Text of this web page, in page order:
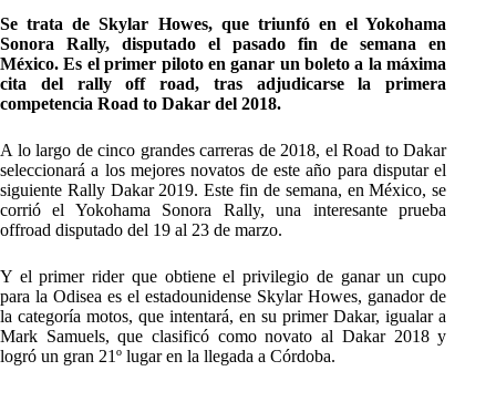
Se trata de Skylar Howes, que triunfó en el Yokohama
Sonora Rally, disputado el pasado fin de semana en
México. Es el primer piloto en ganar un boleto a la máxima
cita del rally off road, tras adjudicarse la primera
competencia Road to Dakar del 2018.
A lo largo de cinco grandes carreras de 2018, el Road to Dakar
seleccionará a los mejores novatos de este año para disputar el
siguiente Rally Dakar 2019. Este fin de semana, en México, se
corrió el Yokohama Sonora Rally, una interesante prueba
offroad disputado del 19 al 23 de marzo.
Y el primer rider que obtiene el privilegio de ganar un cupo
para la Odisea es el estadounidense Skylar Howes, ganador de
la categoría motos, que intentará, en su primer Dakar, igualar a
Mark Samuels, que clasificó como novato al Dakar 2018 y
logró un gran 21º lugar en la llegada a Córdoba.